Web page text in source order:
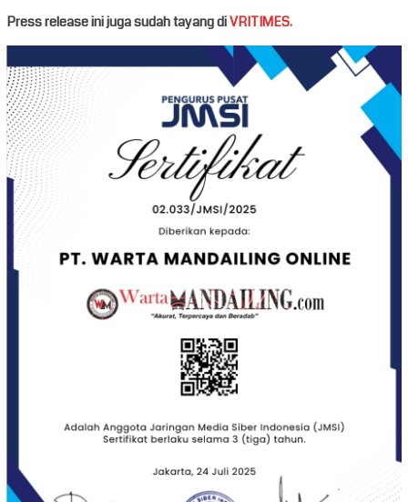
Press release ini juga sudah tayang diVRITIMES.